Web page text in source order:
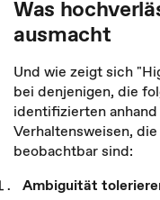
Was
ausmacht
Und wie zeigt sich
bei denjenigen, die
identifizierten
Verhaltensweisen,
beobachtbar sind:
Ambiguität